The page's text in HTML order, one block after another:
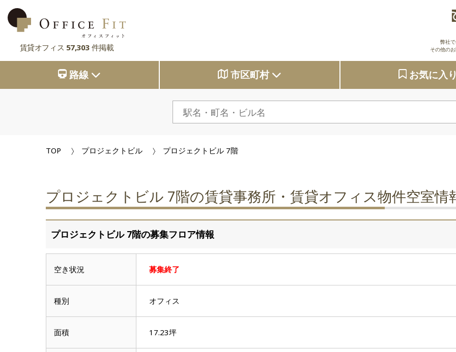
賃貸オフィス 57,303 件掲載
弊社
その他の
路線
京都府
奈良県
市区町村
大阪府
兵庫県
奈良県
お気に入
路線
TOP プロジェクトビル プロジェクトビル 7階
プロジェクトビル 7階の賃貸事務所・賃貸オフィス物件空室情
プロジェクトビル 7階の募集フロア情報
空き状況 募集終了
種別 オフィス
面積 17.23坪